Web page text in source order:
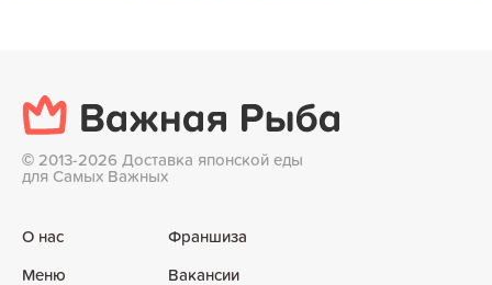
© 2013-2026 Доставка японской еды
для Самых Важных
О нас
Меню
Франшиза
Вакансии